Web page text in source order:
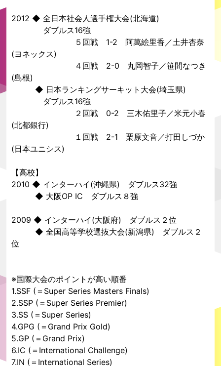
2012 ◆ 全日本社会人選手権大会(北海道)
ダブルス16強
５回戦 1-2 阿萬絵里香／土井杏奈
(ヨネックス)
４回戦 2-0 丸岡智子／笹間なつき
(島根)
◆ 日本ランキングサーキット大会(埼玉県)
ダブルス16強
２回戦 0-2 三木佑里子 ／米元小春
(北都銀行)
１回戦 2-1栗原文音／打田しづか
(日本ユニシス)
【高校】
2010 ◆ インターハイ(沖縄県) ダブルス32強
◆ 大阪OP IC ダブルス８強
2009 ◆ インターハイ(大阪府) ダブルス２位
◆ 全国高等学校選抜大会(新潟県) ダブルス２
位
※国際大会のポイントが高い順番
1.SSF (＝Super Series Masters Finals)
2.SSP (＝Super Series Premier)
3.SS (＝ Super Series)
4.GPG (＝Grand Prix Gold)
5.GP (＝Grand Prix)
6.IC (＝International Challenge)
7.IN (＝International Series)